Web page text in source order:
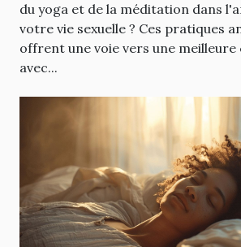
du yoga et de la méditation dans
votre vie sexuelle ? Ces pratiques
offrent une voie vers une meilleure
avec...